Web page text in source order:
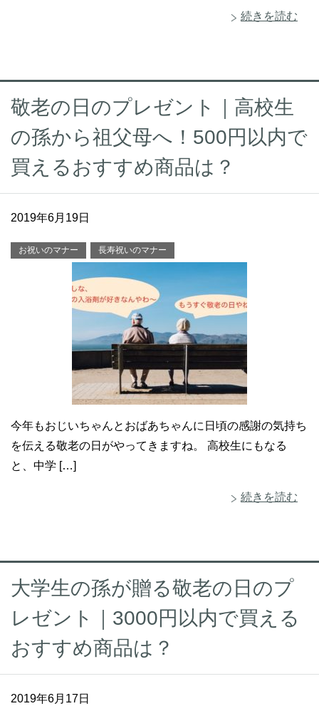
続きを読む
敬老の日のプレゼント｜高校生
の孫から祖父母へ！500円以内で
買えるおすすめ商品は？
2019年6月19日
お祝いのマナー 長寿祝いのマナー
今年もおじいちゃんとおばあちゃんに日頃の感謝の気持ち
を伝える敬老の日がやってきますね。 高校生にもなる
と、中学 […]
続きを読む
大学生の孫が贈る敬老の日のプ
レゼント｜3000円以内で買える
おすすめ商品は？
2019年6月17日